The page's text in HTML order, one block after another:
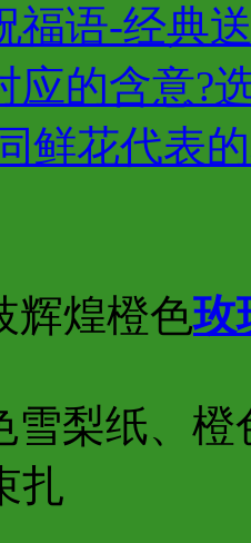
福语-经典
应的含意?
鲜花代表
辉煌橙色玫
雪梨纸、
扎